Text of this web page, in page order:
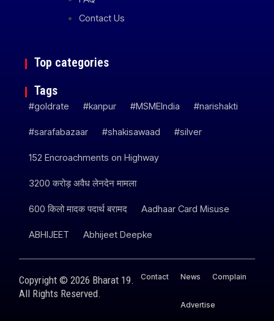
Contact Us
Top categories
Tags
#goldrate #kanpur #MSMEIndia #narishakti
#sarafabazaar #shakisawaad #silver
152 Encroachments on Highway
3200 करोड़ अवैध लेनदेन मामला
600 किलो मादक पदार्थ बरामद Aadhaar Card Misuse
ABHIJEET Abhijeet Deepke
Copyright © 2026 Bharat 19.
All Rights Reserved.
Contact News Complain
Advertise